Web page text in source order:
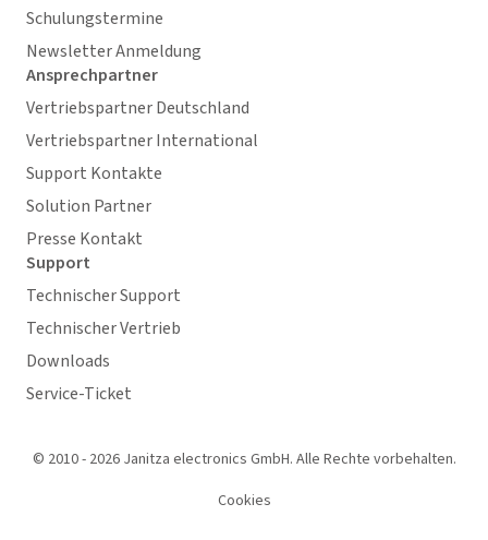
Schulungstermine
Newsletter Anmeldung
Ansprechpartner
Vertriebspartner Deutschland
Vertriebspartner International
Support Kontakte
Solution Partner
Presse Kontakt
Support
Technischer Support
Technischer Vertrieb
Downloads
Service-Ticket
© 2010 - 2026 Janitza electronics GmbH. Alle Rechte vorbehalten.
Cookies